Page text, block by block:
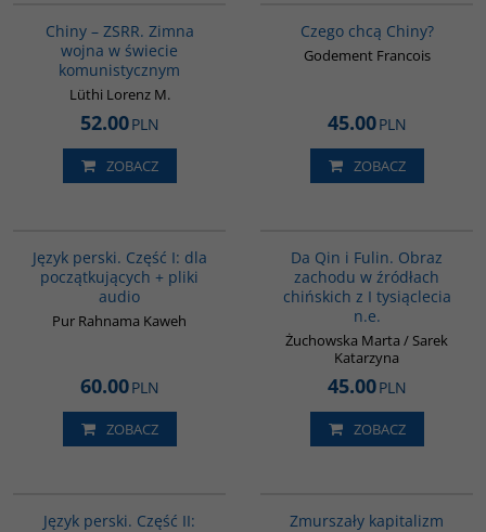
Chiny – ZSRR. Zimna
wojna w świecie
komunistycznym
Lüthi Lorenz M.
52.00PLN
ZOBACZ
Czego chcą Chiny?
Godement Francois
45.00PLN
ZOBACZ
Język perski. Część I: dla
początkujących + pliki
audio
Pur Rahnama Kaweh
60.00PLN
ZOBACZ
Da Qin i Fulin. Obraz
zachodu w źródłach
chińskich z I tysiąclecia
n.e.
Żuchowska Marta / Sarek
Katarzyna
45.00PLN
ZOBACZ
Język perski. Część II:
Zmurszały kapitalizm